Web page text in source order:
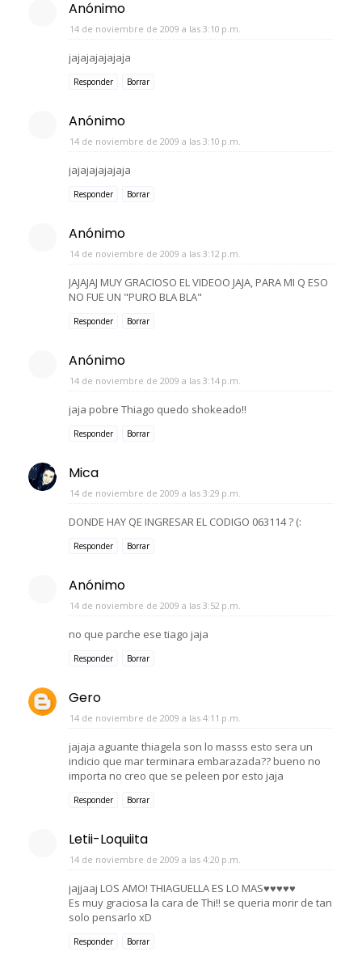
Anónimo
14 de noviembre de 2009 a las 3:10 p.m.
jajajajajajaja
Responder Borrar
Anónimo
14 de noviembre de 2009 a las 3:10 p.m.
jajajajajajaja
Responder Borrar
Anónimo
14 de noviembre de 2009 a las 3:12 p.m.
JAJAJAJ MUY GRACIOSO EL VIDEOO JAJA, PARA MI Q ESO
NO FUE UN "PURO BLA BLA"
Responder Borrar
Anónimo
14 de noviembre de 2009 a las 3:14 p.m.
jaja pobre Thiago quedo shokeado!!
Responder Borrar
Mica
14 de noviembre de 2009 a las 3:29 p.m.
DONDE HAY QE INGRESAR EL CODIGO 063114 ? (:
Responder Borrar
Anónimo
14 de noviembre de 2009 a las 3:52 p.m.
no que parche ese tiago jaja
Responder Borrar
Gero
14 de noviembre de 2009 a las 4:11 p.m.
jajaja aguante thiagela son lo masss esto sera un
indicio que mar terminara embarazada?? bueno no
importa no creo que se peleen por esto jaja
Responder Borrar
Letii-Loquiita
14 de noviembre de 2009 a las 4:20 p.m.
jajjaaj LOS AMO! THIAGUELLA ES LO MAS♥♥♥♥♥
Es muy graciosa la cara de Thi!! se queria morir de tan
solo pensarlo xD
Responder Borrar